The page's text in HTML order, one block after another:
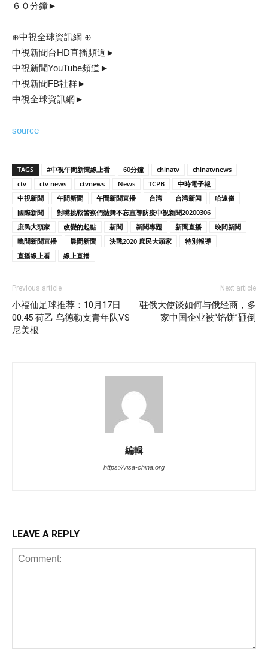
６０分鐘►
⊕中視全球資訊網 ⊕
中視新聞台HD直播頻道►
中視新聞YouTube頻道►
中視新聞FB社群►
中視全球資訊網►
source
TAGS #中視午間新聞線上看 60分鐘 chinatv
chinatvnews
ctv
ctv news ctvnews News TCPB
中時電子報
中視新聞
午間新聞 午間新聞直播 台湾 台湾新闻
哈遠儀
國際新聞
對嘴挑戰警察們熱舞不忘宣導防疫中視新聞20200306
庶民大頭家
改變的起點 新聞 新聞專題 新聞直播
晚間新聞
晚間新聞直播
晨間新聞 決戰2020 庶民大頭家
特別報導
直播線上看
線上直播
Previous article
小福仙足球推荐：10月17日
00:45 荷乙 乌德勒支青年队VS
尼美根
Next article
驻俄大使谈如何与俄经商，多
家中国企业被“馅饼”砸倒
編輯
https://visa-china.org
LEAVE A REPLY